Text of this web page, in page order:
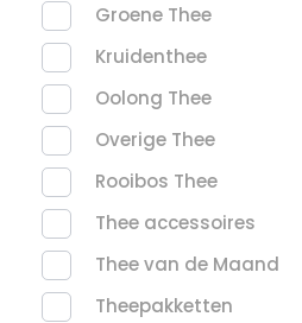
Groene Thee
Kruidenthee
Oolong Thee
Overige Thee
Rooibos Thee
Thee accessoires
Thee van de Maand
Theepakketten